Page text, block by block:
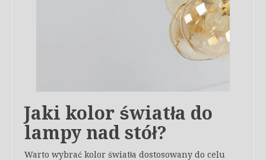
Jaki kolor światła do
lampy nad stół?
Warto wybrać kolor światła dostosowany do celu